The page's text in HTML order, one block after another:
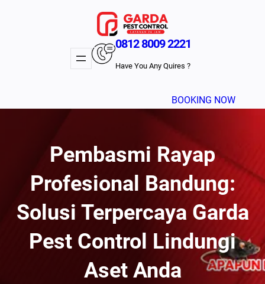
0812 8009 2221
Have You Any Quires ?
BOOKING NOW
Pembasmi Rayap
Profesional Bandung:
Solusi Terpercaya Garda
Pest Control Lindungi
Aset Anda